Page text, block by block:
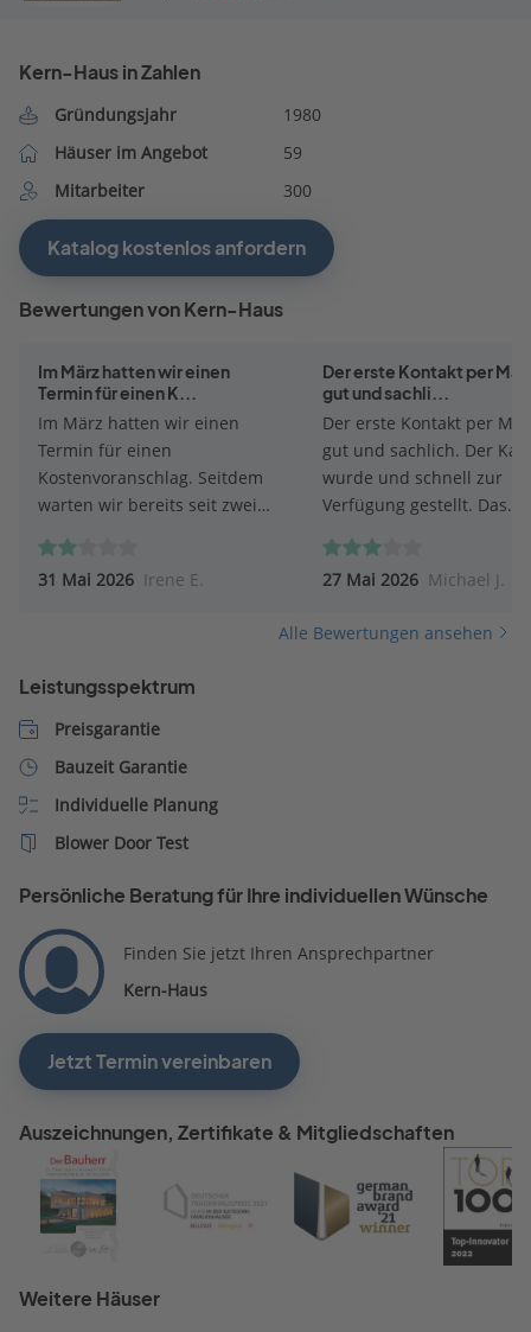
Kern-Haus in Zahlen
Gründungsjahr
1980
Häuser im Angebot
59
Mitarbeiter
300
Katalog kostenlos anfordern
Bewertungen von Kern-Haus
Im März hatten wir einen
Termin für einen K...
Im März hatten wir einen
Termin für einen
Kostenvoranschlag. Seitdem
warten wir bereits seit zwei
Rückmeldung. Nach einem
Anruf wurde uns ein Rückruf
nicht erfolgt ist. Für mich wirkt
Interesse an dem Auftrag.
Schade, denn eine kurze
hätten wir erwartet.
31 Mai 2026 Irene E.
Der erste Kontakt per
gut und sachli...
Der erste Kontakt per
gut und sachlich. Der
wurde und schnell zur
Verfügung gestellt. Das
Online Meeting statt, was
sehr entgegen kam.
einige Wiederspüche auf.
angepriesen
Verlauf wurde noch eine
Befragung durchgeführt,
27 Mai 2026 Michael J.
Alle Bewertungen ansehen
Leistungsspektrum
Preisgarantie
Bauzeit Garantie
Individuelle Planung
Blower Door Test
Persönliche Beratung für Ihre individuellen Wünsche
Finden Sie jetzt Ihren Ansprechpartner
Kern-Haus
Jetzt Termin vereinbaren
Auszeichnungen, Zertifikate & Mitgliedschaften
Weitere Häuser